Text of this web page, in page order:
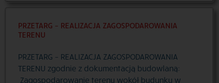
PRZETARG – REALIZACJA ZAGOSPODAROWANIA
TERENU
PRZETARG – REALIZACJA ZAGOSPODAROWANIA
TERENU zgodnie z dokumentacją budowlaną:
Zagospodarowanie terenu wokół budynku w